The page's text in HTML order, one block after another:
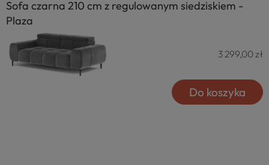
Sofa czarna 210 cm z regulowanym siedziskiem -
Plaza
3 299,00 zł
Do koszyka